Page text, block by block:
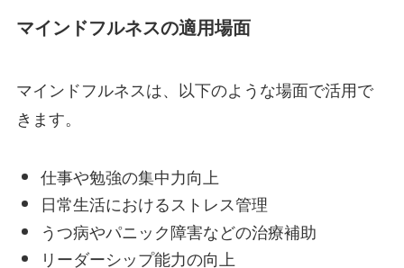
マインドフルネスの適用場面
マインドフルネスは、以下のような場面で活用で
きます。
仕事や勉強の集中力向上
日常生活におけるストレス管理
うつ病やパニック障害などの治療補助
リーダーシップ能力の向上